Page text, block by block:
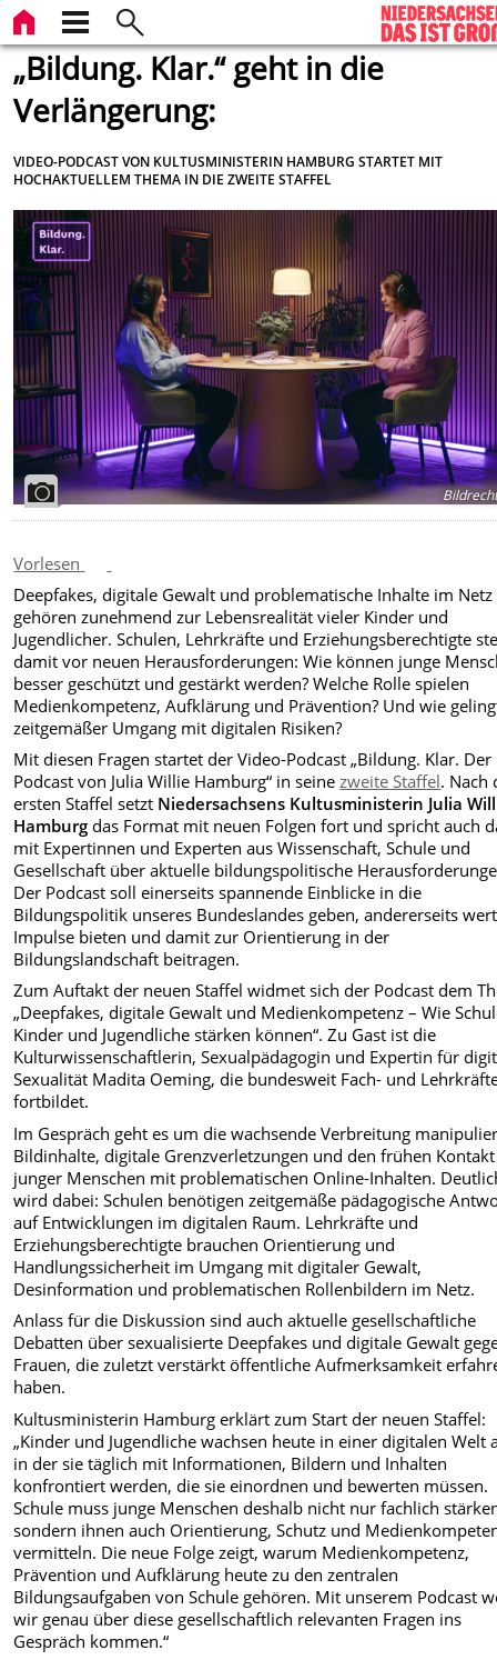
„Bildung. Klar.“ geht in die
Verlängerung:
VIDEO-PODCAST VON KULTUSMINISTERIN HAMBURG STARTET MIT
HOCHAKTUELLEM THEMA IN DIE ZWEITE STAFFEL
Vorlesen
Deepfakes, digitale Gewalt und problematische Inhalte im Netz
gehören zunehmend zur Lebensrealität vieler Kinder und
Jugendlicher. Schulen, Lehrkräfte und Erziehungsberechtigte
damit vor neuen Herausforderungen: Wie können junge
besser geschützt und gestärkt werden? Welche Rolle spielen
Medienkompetenz, Aufklärung und Prävention? Und wie
zeitgemäßer Umgang mit digitalen Risiken?
Mit diesen Fragen startet der Video-Podcast „Bildung. Klar. Der
Podcast von Julia Willie Hamburg“ in seinezweite Staffel. Nach
ersten Staffel setzt Niedersachsens Kultusministerin Julia
Hamburg das Format mit neuen Folgen fort und spricht auch
mit Expertinnen und Experten aus Wissenschaft, Schule und
Gesellschaft über aktuelle bildungspolitische
Der Podcast soll einerseits spannende Einblicke in die
Bildungspolitik unseres Bundeslandes geben, andererseits
Impulse bieten und damit zur Orientierung in der
Bildungslandschaft beitragen.
Zum Auftakt der neuen Staffel widmet sich der Podcast dem
„Deepfakes, digitale Gewalt und Medienkompetenz – Wie
Kinder und Jugendliche stärken können“. Zu Gast ist die
Kulturwissenschaftlerin, Sexualpädagogin und Expertin für
Sexualität Madita Oeming, die bundesweit Fach- und
fortbildet.
Im Gespräch geht es um die wachsende Verbreitung
Bildinhalte, digitale Grenzverletzungen und den frühen Kontakt
junger Menschen mit problematischen Online-Inhalten.
wird dabei: Schulen benötigen zeitgemäße pädagogische
auf Entwicklungen im digitalen Raum. Lehrkräfte und
Erziehungsberechtigte brauchen Orientierung und
Handlungssicherheit im Umgang mit digitaler Gewalt,
Desinformation und problematischen Rollenbildern im Netz.
Anlass für die Diskussion sind auch aktuelle gesellschaftliche
Debatten über sexualisierte Deepfakes und digitale Gewalt
Frauen, die zuletzt verstärkt öffentliche Aufmerksamkeit
haben.
Kultusministerin Hamburg erklärt zum Start der neuen Staffel:
„Kinder und Jugendliche wachsen heute in einer digitalen Welt
in der sie täglich mit Informationen, Bildern und Inhalten
konfrontiert werden, die sie einordnen und bewerten müssen.
Schule muss junge Menschen deshalb nicht nur fachlich
sondern ihnen auch Orientierung, Schutz und
vermitteln. Die neue Folge zeigt, warum Medienkompetenz,
Prävention und Aufklärung heute zu den zentralen
Bildungsaufgaben von Schule gehören. Mit unserem Podcast
wir genau über diese gesellschaftlich relevanten Fragen ins
Gespräch kommen.“